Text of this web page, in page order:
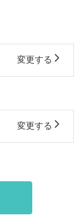
変更する arrow_forward_ios
変更する arrow_forward_ios